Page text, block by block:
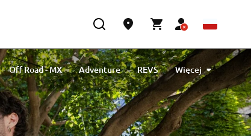
Off Road - MX Adventure
REVS
MotoGP
Racing
Więcej